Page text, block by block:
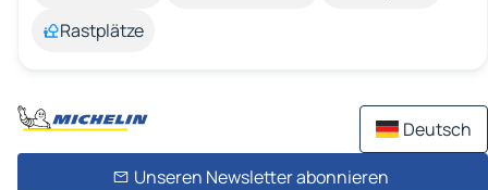
Rastplätze
Deutsch
Unseren Newsletter abonnieren